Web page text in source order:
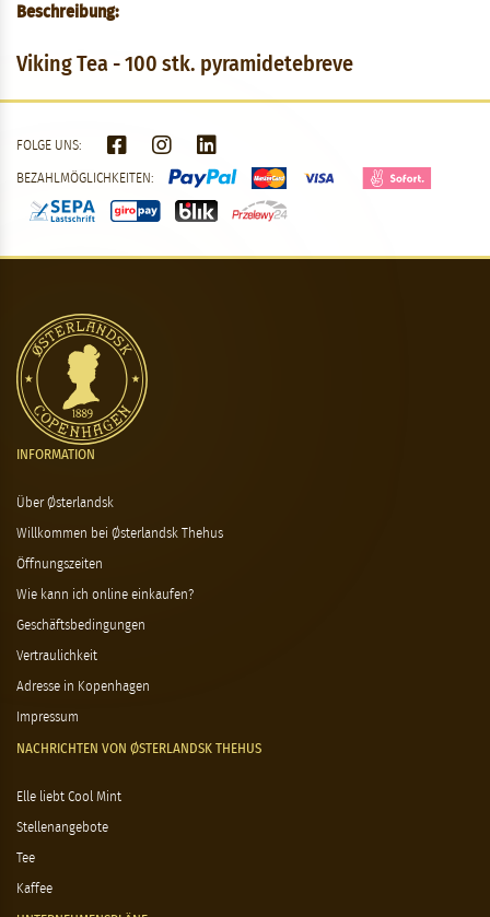
Beschreibung:
Viking Tea - 100 stk. pyramidetebreve
FOLGE UNS:
BEZAHLMÖGLICHKEITEN:
INFORMATION
Über Østerlandsk
Willkommen bei Østerlandsk Thehus
Öffnungszeiten
Wie kann ich online einkaufen?
Geschäftsbedingungen
Vertraulichkeit
Adresse in Kopenhagen
Impressum
NACHRICHTEN VON ØSTERLANDSK THEHUS
Elle liebt Cool Mint
Stellenangebote
Tee
Kaffee